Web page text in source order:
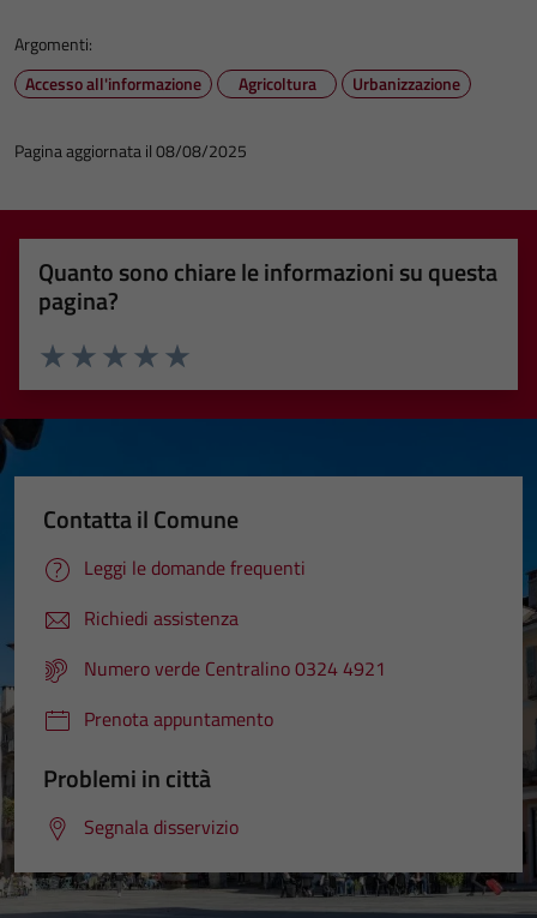
Argomenti:
Accesso all'informazione
Agricoltura Urbanizzazione
Pagina aggiornata il 08/08/2025
Quanto sono chiare le informazioni su questa
pagina?
Valuta 5 stelle su 5
Valuta 4 stelle su 5
Valuta 3 stelle su 5
Valuta 2 stelle su 5
Valuta 1 stelle su 5
Contatta il Comune
Leggi le domande frequenti
Richiedi assistenza
Numero verde Centralino 0324 4921
Prenota appuntamento
Problemi in città
Segnala disservizio